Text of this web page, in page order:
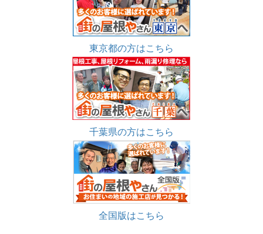
東京都の方はこちら
千葉県の方はこちら
全国版はこちら